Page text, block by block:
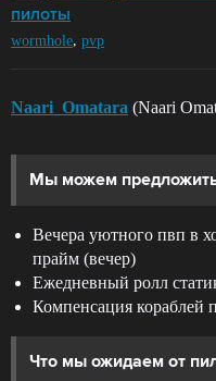
пилоты
wormhole, pvp
Naari_Omatara (Naari
Мы можем
Вечера уютного пвп в
прайм (вечер)
Ежедневный ролл
Компенсация кораблей
Что мы ожидаем от